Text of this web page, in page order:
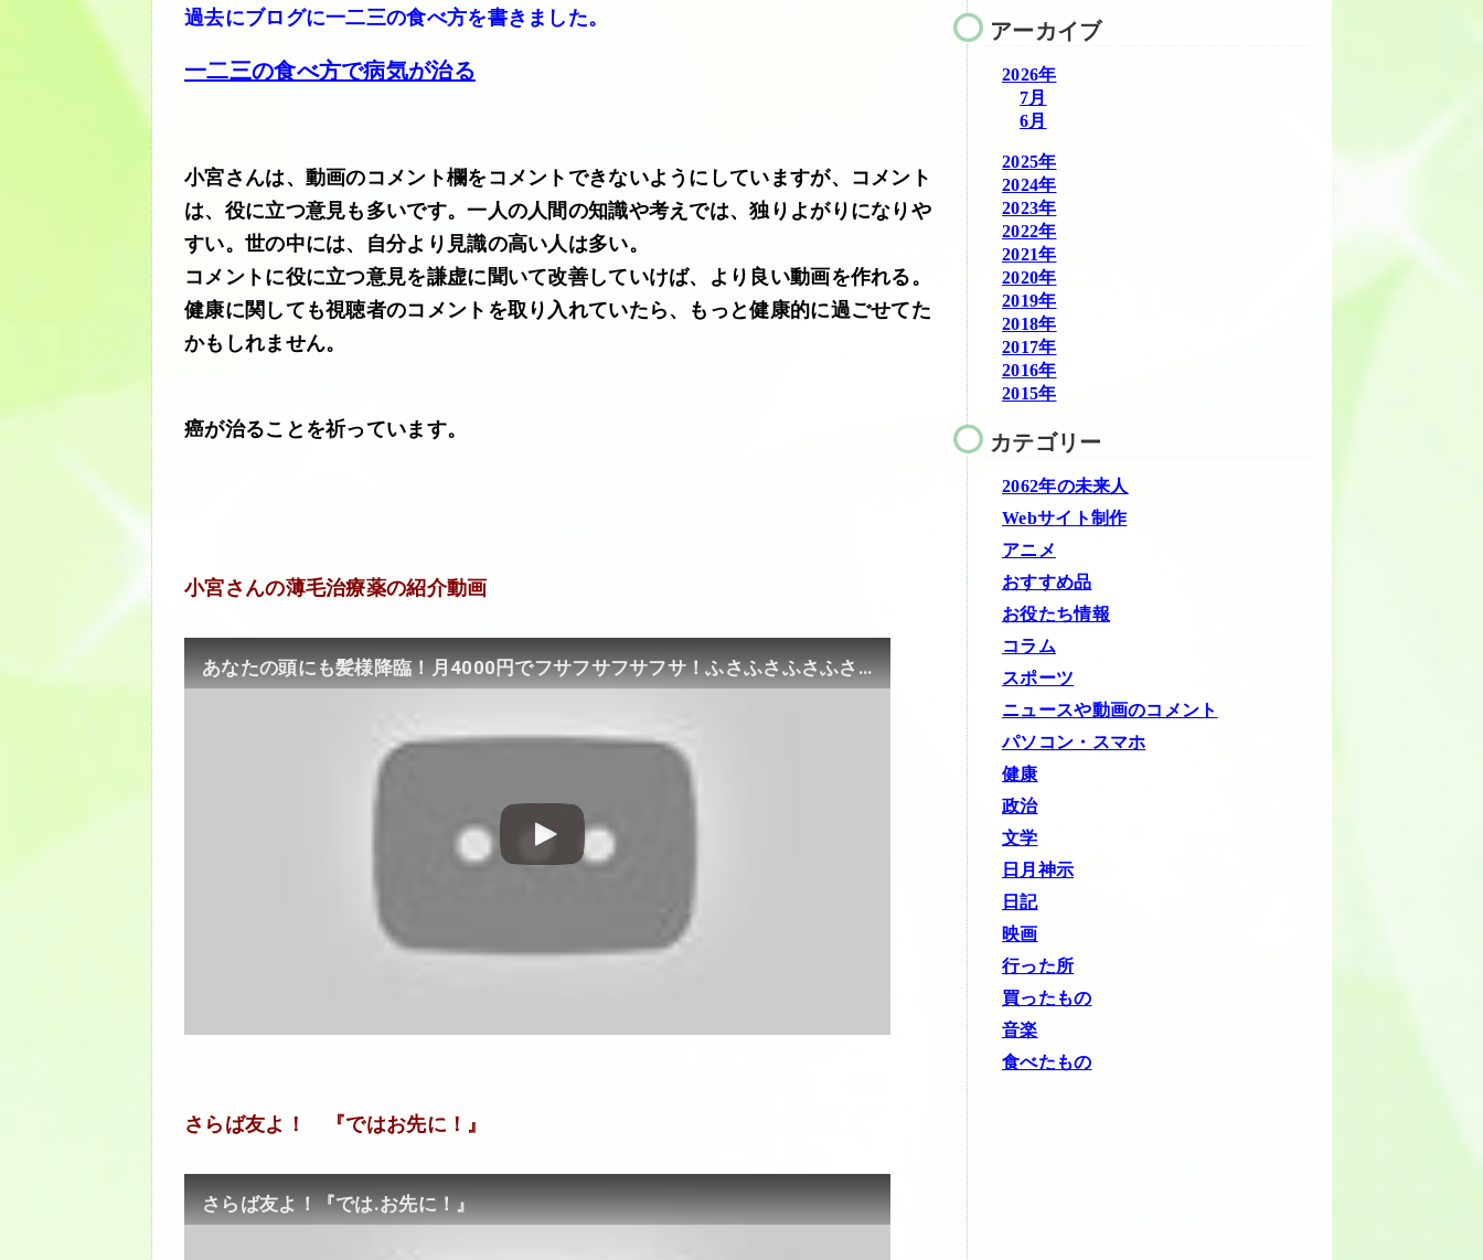
過去にブログに一二三の食べ方を書きました。
一二三の食べ方で病気が治る
小宮さんは、動画のコメント欄をコメントできないようにしていますが、コメント
は、役に立つ意見も多いです。一人の人間の知識や考えでは、独りよがりになりや
すい。世の中には、自分より見識の高い人は多い。
コメントに役に立つ意見を謙虚に聞いて改善していけば、より良い動画を作れる。
健康に関しても視聴者のコメントを取り入れていたら、もっと健康的に過ごせてた
かもしれません。
癌が治ることを祈っています。
小宮さんの薄毛治療薬の紹介動画
あなたの頭にも髪様降臨！月4000円でフサフサフサフサ！ふさふさふさふさふさふさ！あと週二回プラサセンタ！#アガスティアの葉
さらば友よ！ 『ではお先に！』
さらば友よ！『では.お先に！』
アーカイブ
2026年
7月
6月
2025年
2024年
2023年
2022年
2021年
2020年
2019年
2018年
2017年
2016年
2015年
カテゴリー
2062年の未来人
Webサイト制作
アニメ
おすすめ品
お役たち情報
コラム
スポーツ
ニュースや動画のコメント
パソコン・スマホ
健康
政治
文学
日月神示
日記
映画
行った所
買ったもの
音楽
食べたもの